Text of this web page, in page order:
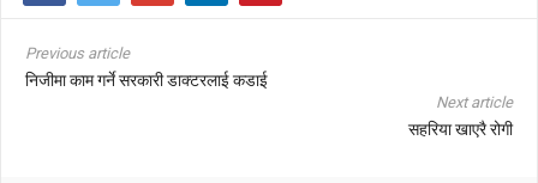
Previous article
निजीमा काम गर्ने सरकारी डाक्टरलाई कडाई
Next article
सहरिया खाएरै रोगी